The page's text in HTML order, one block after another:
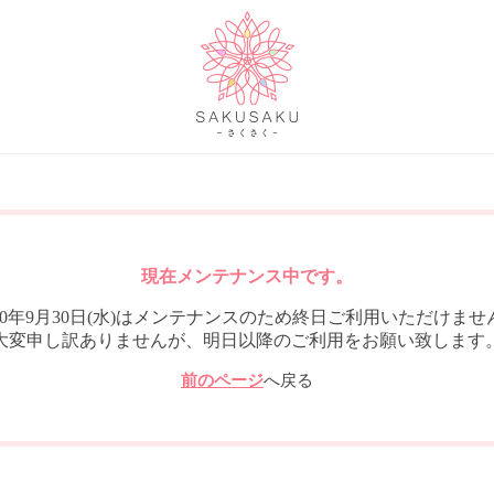
現在メンテナンス中です。
年9月30日(水)はメンテナンスのため終日ご利用いただけませ
変申し訳ありませんが、明日以降のご利用をお願い致します
前のページへ戻る